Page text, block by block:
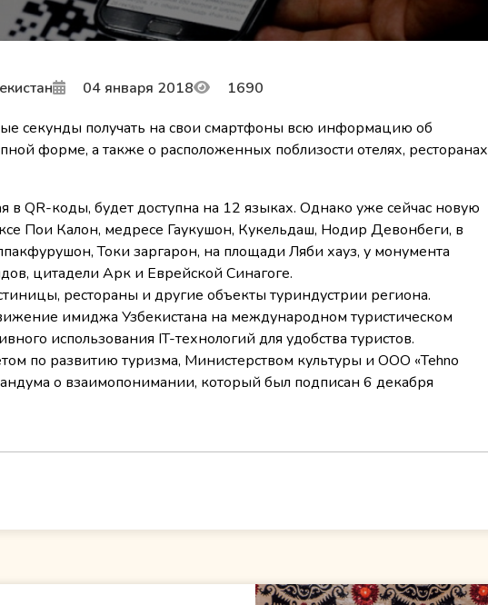
04 января 2018
1690
секунды получать на свои смартфоны всю информацию об
форме, а также о расположенных поблизости отелях, ресторанах
QR-коды, будет доступна на 12 языках. Однако уже сейчас новую
Пои Калон, медресе Гаукушон, Кукельдаш, Нодир Девонбеги, в
Токи заргарон, на площади Ляби хауз, у монумента
цитадели Арк и Еврейской Синагоге.
рестораны и другие объекты туриндустрии региона.
имиджа Узбекистана на международном туристическом
использования IT-технологий для удобства туристов.
по развитию туризма, Министерством культуры и ООО «Tehno
о взаимопонимании, который был подписан 6 декабря